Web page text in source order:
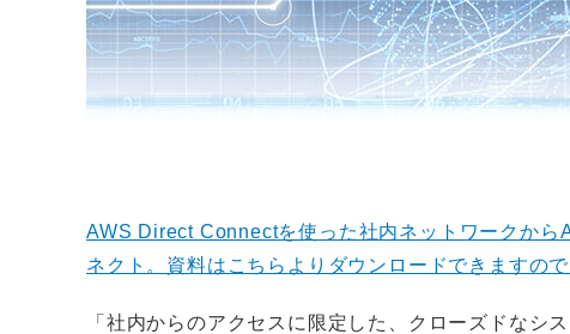
AWS Direct Connectを使った社内ネットワークから
ネクト。資料はこちらよりダウンロードできますの
「社内からのアクセスに限定した、クローズドなシ